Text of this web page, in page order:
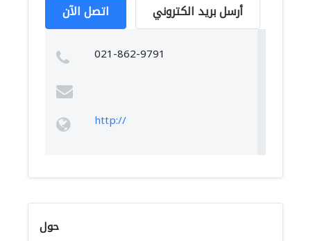
اتصل الآن أرسل بريد الكتروني
021-862-9791
http://
حول